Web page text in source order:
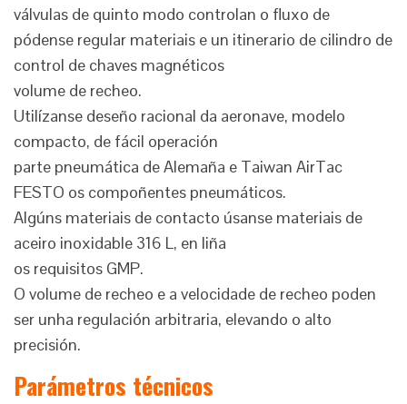
válvulas de quinto modo controlan o fluxo de
pódense regular materiais e un itinerario de cilindro de
control de chaves magnéticos
volume de recheo.
Utilízanse deseño racional da aeronave, modelo
compacto, de fácil operación
parte pneumática de Alemaña e Taiwan AirTac
FESTO os compoñentes pneumáticos.
Algúns materiais de contacto úsanse materiais de
aceiro inoxidable 316 L, en liña
os requisitos GMP.
O volume de recheo e a velocidade de recheo poden
ser unha regulación arbitraria, elevando o alto
precisión.
Parámetros técnicos